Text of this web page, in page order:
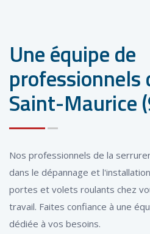
Une équipe de
professionnels
Saint-Maurice
Nos professionnels de la
dans le dépannage et
portes et volets roulants chez
travail. Faites confiance à une
dédiée à vos besoins.